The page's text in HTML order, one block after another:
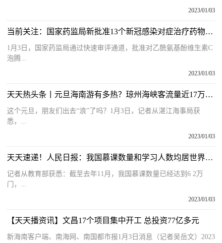
2023/01/03
当前关注：国家药监局新批准13个新冠感染对症治疗药物上市，海南两药企入选
1月3日，国家药监局通过快速审评通道，批准对乙酰氨基酚维生素C
泡腾...
2023/01/03
天天热头条丨元旦海南游有多热？琼州海峡客流量近17万人次，同比增长77％
这个元旦，朋友们出去“浪”了吗？1月3日，记者从湛江海事局获
悉，...
2023/01/03
天天速递！人民日报：我国慕课数量和学习人数均居世界第一
记者从教育部获悉：截至去年11月，我国慕课数量已经达到6 2万
门，...
2023/01/03
【天天播资讯】文昌17个项目集中开工 总投资77亿多元
新海南客户端、南海网、南国都市报1月3日消息（记者吴岳文）2023